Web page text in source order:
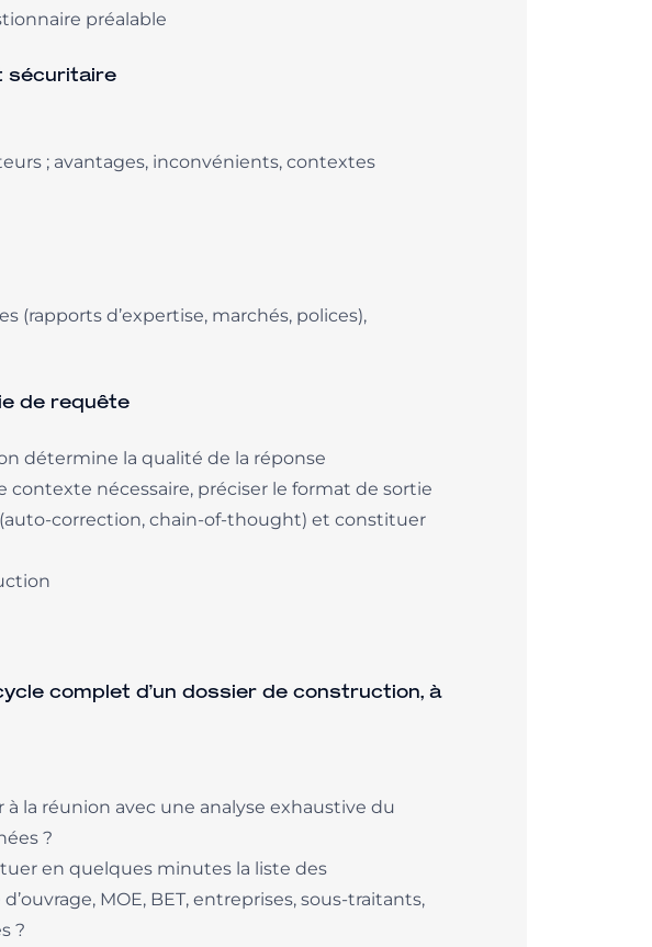
préalable
sécuritaire
; avantages, inconvénients, contextes
(rapports d’expertise, marchés, polices),
de requête
détermine la qualité de la réponse
nécessaire, préciser le format de sortie
correction, chain-of-thought) et constituer
complet d’un dossier de construction, à
la réunion avec une analyse exhaustive du
?
en quelques minutes la liste des
MOE, BET, entreprises, sous-traitants,
?